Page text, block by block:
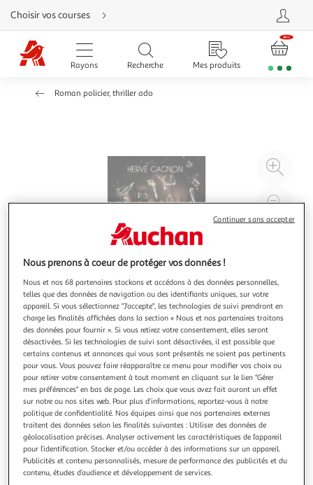
Aller
directement
au
contenu
Aller
directement
Aller
Choisir vos courses
Rayons Recherche Mes produits
Roman policier, thriller ado
à
LES JOURS OU J'AI TUE EMMA, Gagnon Hervé
A la rentrée des altes, en 1978, Frédéric retrouve Emma, son
amie à qui il n'a jamais pensé comme ça . Pendant l'été, elle
est devenue une jeune femme dont il tombe éperdument
amoureux. Le voilà tout à coup timide, incapable de
l'aborder, de lui déclarer ses sentiments. Lassée d'attendre,
elle se
En savoir +
Vous voulez connaître le prix de ce produit ?
Afficher le prix
Nous prenons à coeur de protéger vos données !
Nous et nos 68 partenaires stockons et accédons à des données personnelles,
telles que des données de navigation ou des identifiants uniques, sur votre
appareil. Si vous sélectionnez "J'accepte", les technologies de suivi prendront en
charge les finalités affichées dans la section « Nous et nos partenaires traitons
des données pour fournir ». Si vous retirez votre consentement, elles seront
désactivées. Si les technologies de suivi sont désactivées, il est possible que
certains contenus et annonces qui vous sont présentés ne soient pas pertinents
pour vous. Vous pouvez faire réapparaître ce menu pour modifier vos choix ou
pour retirer votre consentement à tout moment en cliquant sur le lien "Gérer
mes préférences" en bas de page. Les choix que vous avez fait auront un effet
sur notre ou nos sites web. Pour plus d’informations, reportez-vous à notre
politique de confidentialité. Nos équipes ainsi que nos partenaires externes
traitent des données selon les finalités suivantes : Utiliser des données de
géolocalisation précises. Analyser activement les caractéristiques de l’appareil
pour l’identification. Stocker et/ou accéder à des informations sur un appareil.
Publicités et contenu personnalisés, mesure de performance des publicités et du
contenu, études d’audience et développement de services.
Continuer sans accepter